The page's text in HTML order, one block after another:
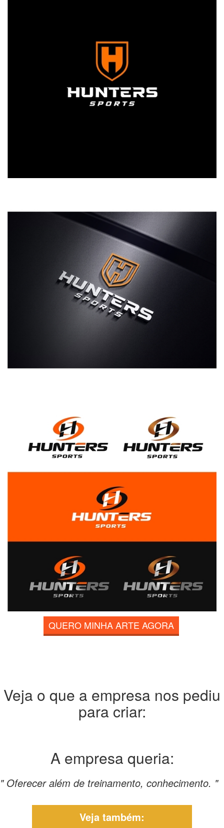
QUERO MINHA ARTE AGORA
Veja o que a empresa nos pediu
para criar:
A empresa queria:
" Oferecer além de treinamento, conhecimento. "
Veja também: